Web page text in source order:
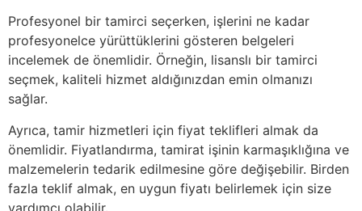
Profesyonel bir tamirci seçerken, işlerini ne kadar
profesyonelce yürüttüklerini gösteren belgeleri
incelemek de önemlidir. Örneğin, lisanslı bir tamirci
seçmek, kaliteli hizmet aldığınızdan emin olmanızı
sağlar.
Ayrıca, tamir hizmetleri için fiyat teklifleri almak da
önemlidir. Fiyatlandırma, tamirat işinin karmaşıklığına ve
malzemelerin tedarik edilmesine göre değişebilir. Birden
fazla teklif almak, en uygun fiyatı belirlemek için size
yardımcı olabilir.